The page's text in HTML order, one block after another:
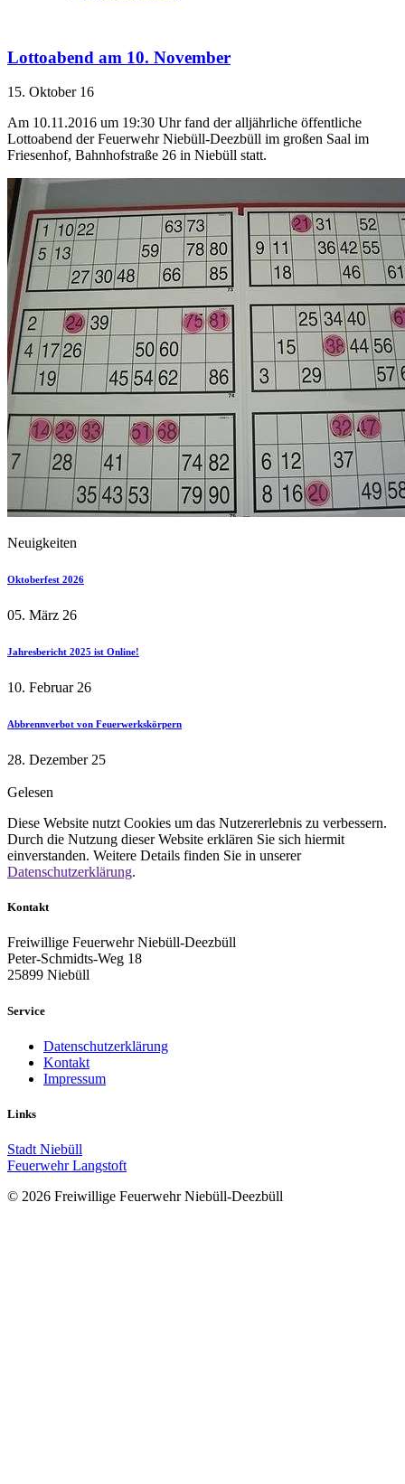
Lottoabend am 10. November
15. Oktober 16
Am 10.11.2016 um 19:30 Uhr fand der alljährliche öffentliche
Lottoabend der Feuerwehr Niebüll-Deezbüll im großen Saal im
Friesenhof, Bahnhofstraße 26 in Niebüll statt.
Neuigkeiten
Oktoberfest 2026
05. März 26
Jahresbericht 2025 ist Online!
10. Februar 26
Abbrennverbot von Feuerwerkskörpern
28. Dezember 25
Gelesen
Diese Website nutzt Cookies um das Nutzererlebnis zu verbessern.
Durch die Nutzung dieser Website erklären Sie sich hiermit
einverstanden. Weitere Details finden Sie in unserer
Datenschutzerklärung.
Kontakt
Freiwillige Feuerwehr Niebüll-Deezbüll
Peter-Schmidts-Weg 18
25899 Niebüll
Service
Datenschutzerklärung
Kontakt
Impressum
Links
Stadt Niebüll
Feuerwehr Langstoft
© 2026 Freiwillige Feuerwehr Niebüll-Deezbüll